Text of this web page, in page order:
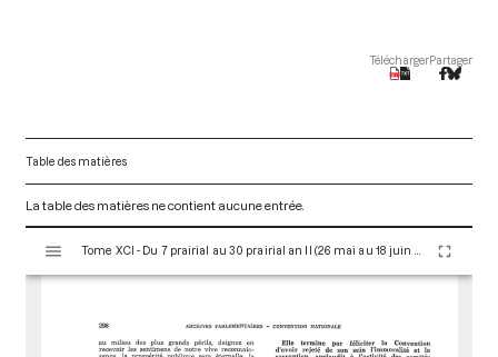
TéléchargerPartager
Table des matières
La table des matières ne contient aucune entrée.
s